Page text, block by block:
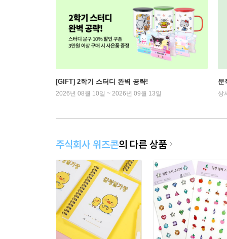
[GIFT] 2학기 스터디 완벽 공략!
2026년 08월 10일 ~ 2026년 09월 13일
문
상
주식회사 위즈콘의 다른 상품